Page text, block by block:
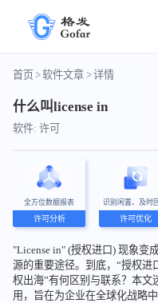
首页>软件文章 >详情
什么叫license in
软件: 许可
全方位数据报表
许可分析
识别闲置、及时
许可优化
"License in" (授权进口) 现象变
源的重要途径。到底，“授权进
权出海”有何区别与联系？本文
用，旨在为企业在全球化战略